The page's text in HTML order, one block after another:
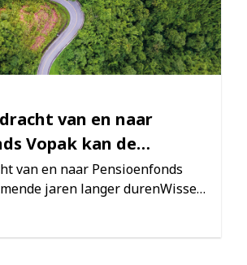
van en naar
Vopak kan de
langer duren
van en naar Pensioenfonds
jaren langer durenWisselt
van uw nieuwe